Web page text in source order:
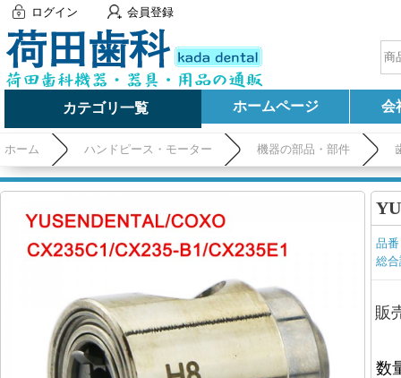
ログイン 会員登録
カテゴリ一覧 ホームページ 会
ホーム ハンドピース・モーター 機器の部品・部件
品
総
販
数